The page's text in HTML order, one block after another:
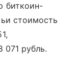
биткоин-
стоимость
071 рубль.